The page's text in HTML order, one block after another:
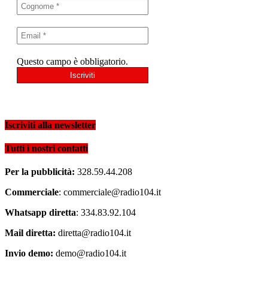
Questo campo è obbligatorio.
Iscriviti alla newsletter
Tutti i nostri contatti
Per la pubblicità: 328.59.44.208
Commerciale: commerciale@radio104.it
Whatsapp diretta: 334.83.92.104
Mail diretta: diretta@radio104.it
Invio demo: demo@radio104.it